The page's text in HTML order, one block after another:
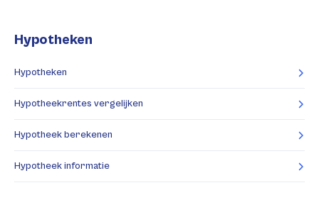
Hypotheken
Hypotheken
Hypotheekrentes vergelijken
Hypotheek berekenen
Hypotheek informatie